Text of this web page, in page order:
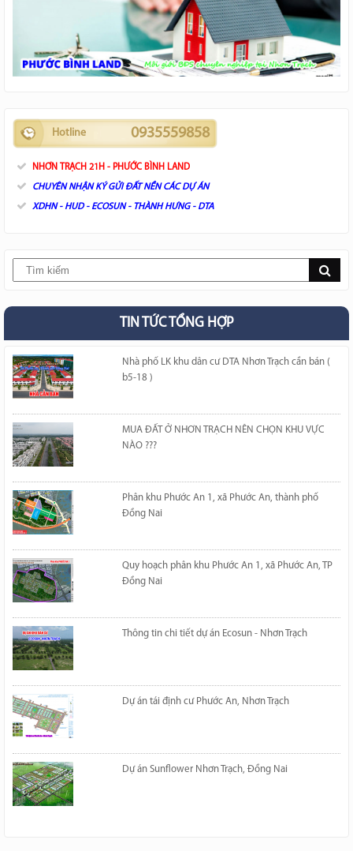
Hotline 0935559858
NHƠN TRẠCH 21H - PHƯỚC BÌNH LAND
CHUYÊN NHẬN KÝ GỬI ĐẤT NỀN CÁC DỰ ÁN
XDHN - HUD - ECOSUN - THÀNH HƯNG - DTA
TIN TỨC TỔNG HỢP
Nhà phố LK khu dân cư DTA Nhơn Trạch cần bán (
b5-18 )
MUA ĐẤT Ở NHƠN TRẠCH NÊN CHỌN KHU VỰC
NÀO ???
Phân khu Phước An 1, xã Phước An, thành phố
Đồng Nai
Quy hoạch phân khu Phước An 1, xã Phước An, TP
Đồng Nai
Thông tin chi tiết dự án Ecosun - Nhơn Trạch
Dự án tái định cư Phước An, Nhơn Trạch
Dự án Sunflower Nhơn Trạch, Đồng Nai